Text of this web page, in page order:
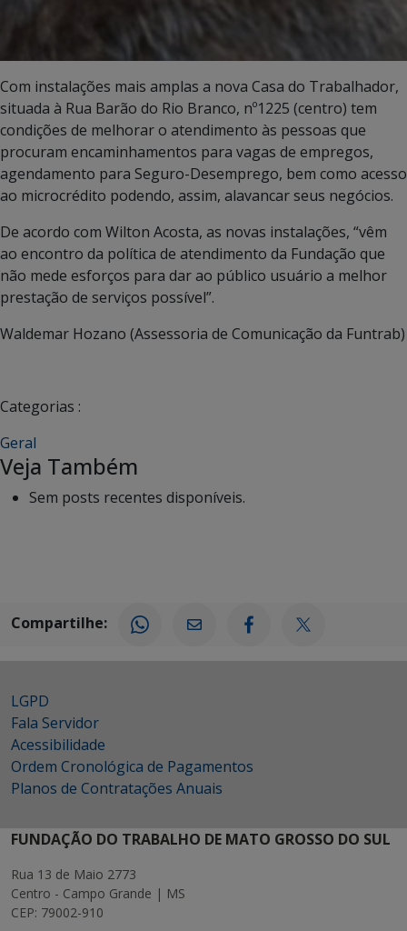
Com instalações mais amplas a nova Casa do Trabalhador,
situada à Rua Barão do Rio Branco, nº1225 (centro) tem
condições de melhorar o atendimento às pessoas que
procuram encaminhamentos para vagas de empregos,
agendamento para Seguro-Desemprego, bem como acesso
ao microcrédito podendo, assim, alavancar seus negócios.
De acordo com Wilton Acosta, as novas instalações, “vêm
ao encontro da política de atendimento da Fundação que
não mede esforços para dar ao público usuário a melhor
prestação de serviços possível”.
Waldemar Hozano (Assessoria de Comunicação da Funtrab)
Categorias :
Geral
Veja Também
Sem posts recentes disponíveis.
Compartilhe:
LGPD
Fala Servidor
Acessibilidade
Ordem Cronológica de Pagamentos
Planos de Contratações Anuais
FUNDAÇÃO DO TRABALHO DE MATO GROSSO DO SUL
Rua 13 de Maio 2773
Centro - Campo Grande | MS
CEP: 79002-910